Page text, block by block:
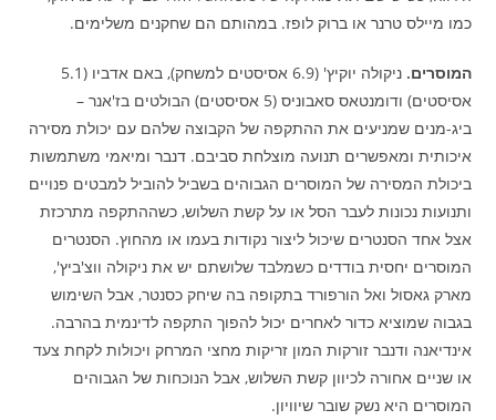
כמו מיילס טרנר או ברוק לופז. במהותם הם שחקנים משלימים.
המוסרים.
ניקולה יוקיץ' (6.9 אסיסטים למשחק), באם אדביו (5.1
אסיסטים) ודומנטאס סאבוניס (5 אסיסטים) הבולטים בז'אנר –
ביג-מנים שמניעים את ההתקפה של הקבוצה שלהם עם יכולת מסירה
איכותית ומאפשרים תנועה מוצלחת סביבם. דנבר ומיאמי משתמשות
ביכולת המסירה של המוסרים הגבוהים בשביל להוביל למבטים פנויים
ותנועות נכונות לעבר הסל או על קשת השלוש, כשההתקפה מתרכזת
אצל אחד הסנטרים שיכול ליצור נקודות בעמו או מהחוץ. הסנטרים
המוסרים יחסית בודדים כשמלבד שלושתם יש את ניקולה ווצ'ביץ',
מארק גאסול ואל הורפורד בתקופה בה שיחק כסנטר, אבל השימוש
בגבוה שמוציא כדור לאחרים יכול להפוך התקפה לדינמית בהרבה.
אינדיאנה ודנבר זורקות המון זריקות מחצי המרחק ויכולות לקחת צעד
או שניים אחורה לכיוון קשת השלוש, אבל הנוכחות של הגבוהים
המוסרים היא נשק שובר שיוויון.